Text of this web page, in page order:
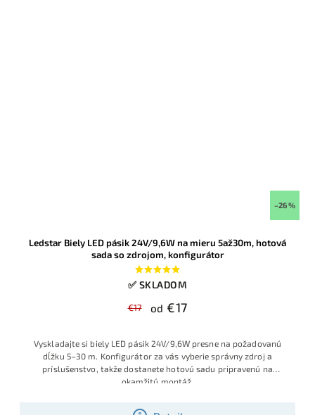
–26 %
Ledstar Biely LED pásik 24V/9,6W na mieru 5až30m, hotová
sada so zdrojom, konfigurátor
✅ SKLADOM
€17 od €17
Vyskladajte si biely LED pásik 24V/9,6W presne na požadovanú
dĺžku 5–30 m. Konfigurátor za vás vyberie správny zdroj a
príslušenstvo, takže dostanete hotovú sadu pripravenú na
okamžitú montáž